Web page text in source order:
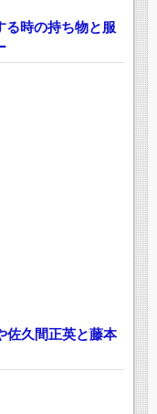
る時の持ち物と服
佐久間正英と藤本